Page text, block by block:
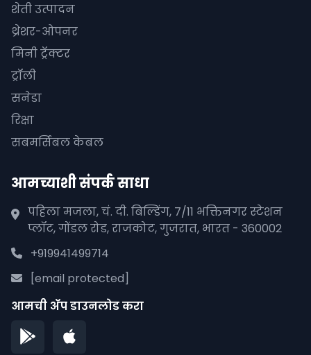
शेती उत्पादन
थ्रेशर-ओपनर
मिनी ट्रॅक्टर
ट्रॉली
सनेडा
रिक्षा
सबमर्सिबल केबल
आमच्याशी संपर्क साधा
पहिला मजला, चं. दी. बिल्डिंग, 7/11 भक्तिनगर स्टेशन
प्लॉट, गोंडल रोड, राजकोट, गुजरात, भारत - 360002
+919941499714
[email protected]
आमची अ‍ॅप डाउनलोड करा